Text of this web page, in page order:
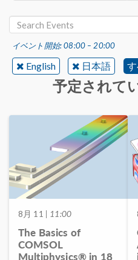
イベント開始: 08:00 – 20:00
English 日本語
予定されて
8月 11 | 11:00
The Basics of
COMSOL
Multiphysics® in 18